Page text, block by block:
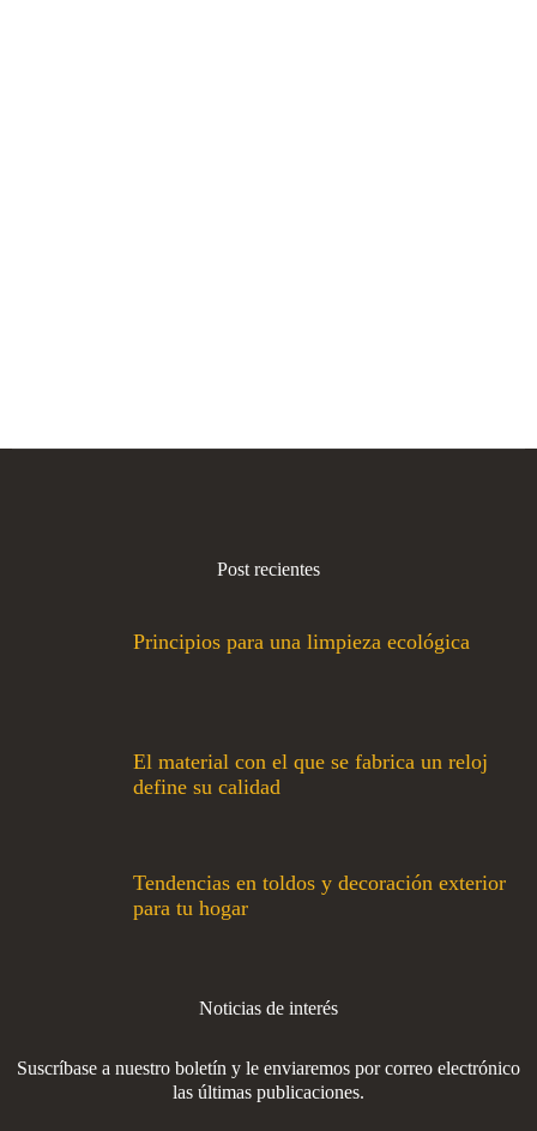
Post recientes
Principios para una limpieza ecológica
El material con el que se fabrica un reloj
define su calidad
Tendencias en toldos y decoración exterior
para tu hogar
Noticias de interés
Suscríbase a nuestro boletín y le enviaremos por correo electrónico
las últimas publicaciones.